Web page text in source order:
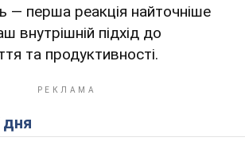
— перша реакція найточніше
внутрішній підхід до
та продуктивності.
дня